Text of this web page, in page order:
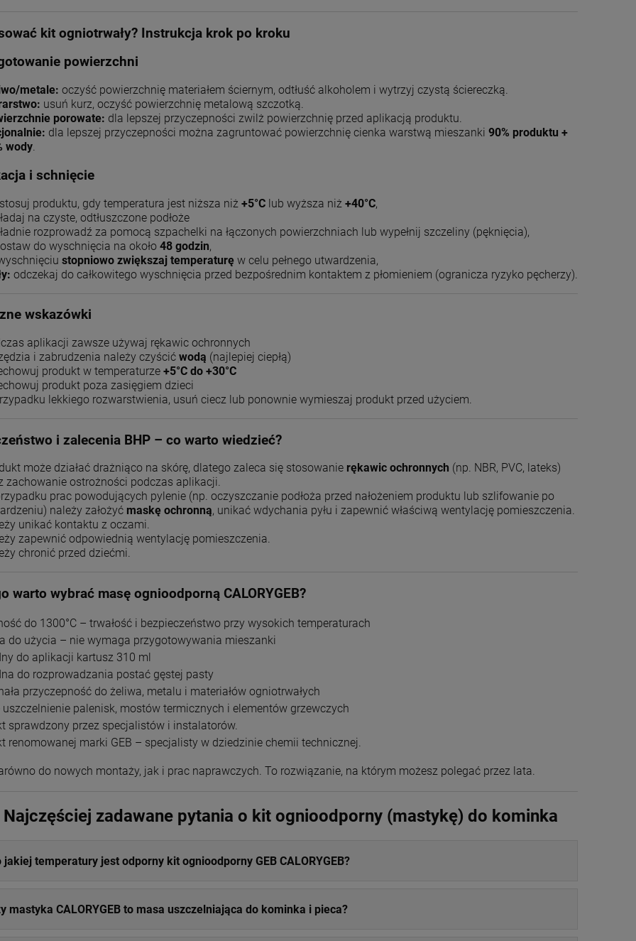
kit ogniotrwały? Instrukcja krok po kroku
powierzchni
metale: oczyść powierzchnię materiałem ściernym, odtłuść alkoholem i wytrzyj czystą ściereczką.
usuń kurz, oczyść powierzchnię metalową szczotką.
porowate: dla lepszej przyczepności zwilż powierzchnię przed aplikacją produktu.
dla lepszej przyczepności można zagruntować powierzchnię cienka warstwą mieszanki 90% produktu +
wody.
i schnięcie
produktu, gdy temperatura jest niższa niż +5°C lub wyższa niż +40°C,
na czyste, odtłuszczone podłoże
rozprowadź za pomocą szpachelki na łączonych powierzchniach lub wypełnij szczeliny (pęknięcia),
do wyschnięcia na około 48 godzin,
stopniowo zwiększaj temperaturę w celu pełnego utwardzenia,
odczekaj do całkowitego wyschnięcia przed bezpośrednim kontaktem z płomieniem (ogranicza ryzyko pęcherzy).
wskazówki
aplikacji zawsze używaj rękawic ochronnych
i zabrudzenia należy czyścić wodą (najlepiej ciepłą)
produkt w temperaturze +5°C do +30°C
produkt poza zasięgiem dzieci
lekkiego rozwarstwienia, usuń ciecz lub ponownie wymieszaj produkt przed użyciem.
i zalecenia BHP – co warto wiedzieć?
może działać drażniąco na skórę, dlatego zaleca się stosowanie rękawic ochronnych (np. NBR, PVC, lateks)
zachowanie ostrożności podczas aplikacji.
prac powodujących pylenie (np. oczyszczanie podłoża przed nałożeniem produktu lub szlifowanie po
należy założyć maskę ochronną, unikać wdychania pyłu i zapewnić właściwą wentylację pomieszczenia.
unikać kontaktu z oczami.
zapewnić odpowiednią wentylację pomieszczenia.
chronić przed dziećmi.
warto wybrać masę ognioodporną CALORYGEB?
do 1300°C – trwałość i bezpieczeństwo przy wysokich temperaturach
do użycia – nie wymaga przygotowywania mieszanki
do aplikacji kartusz 310 ml
do rozprowadzania postać gęstej pasty
przyczepność do żeliwa, metalu i materiałów ogniotrwałych
uszczelnienie palenisk, mostów termicznych i elementów grzewczych
sprawdzony przez specjalistów i instalatorów.
renomowanej marki GEB – specjalisty w dziedzinie chemii technicznej.
do nowych montaży, jak i prac naprawczych. To rozwiązanie, na którym możesz polegać przez lata.
Najczęściej zadawane pytania o kit ognioodporny (mastykę) do kominka
jakiej temperatury jest odporny kit ognioodporny GEB CALORYGEB?
mastyka CALORYGEB to masa uszczelniająca do kominka i pieca?